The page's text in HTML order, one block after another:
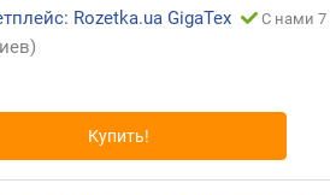
Rozetka.ua GigaТех С нами 7
Купить!